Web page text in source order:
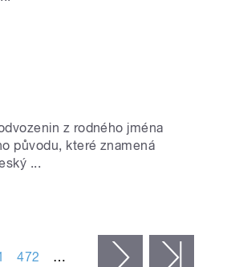
z rodného jména
původu, které znamená
...
472 … následující ›